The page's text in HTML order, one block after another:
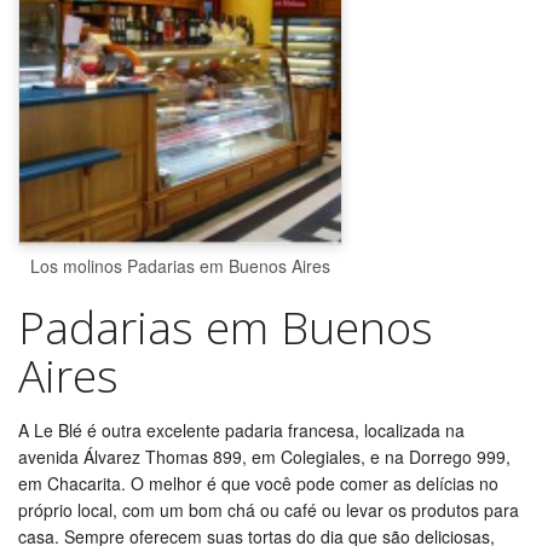
Los molinos Padarias em Buenos Aires
Padarias em Buenos
Aires
A Le Blé é outra excelente padaria francesa, localizada na
avenida Álvarez Thomas 899, em Colegiales, e na Dorrego 999,
em Chacarita. O melhor é que você pode comer as delícias no
próprio local, com um bom chá ou café ou levar os produtos para
casa. Sempre oferecem suas tortas do dia que são deliciosas,